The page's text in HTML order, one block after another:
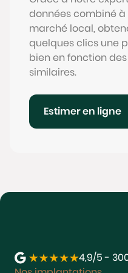
données combiné
marché local,
quelques clics une
bien en fonction
similaires.
Estimer en ligne
4,9/5 -